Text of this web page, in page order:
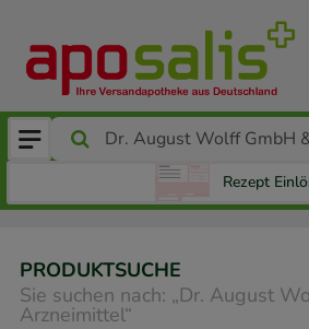
Rezept
PRODUKTSUCHE
Sie suchen nach: „Dr. August
Arzneimittel“